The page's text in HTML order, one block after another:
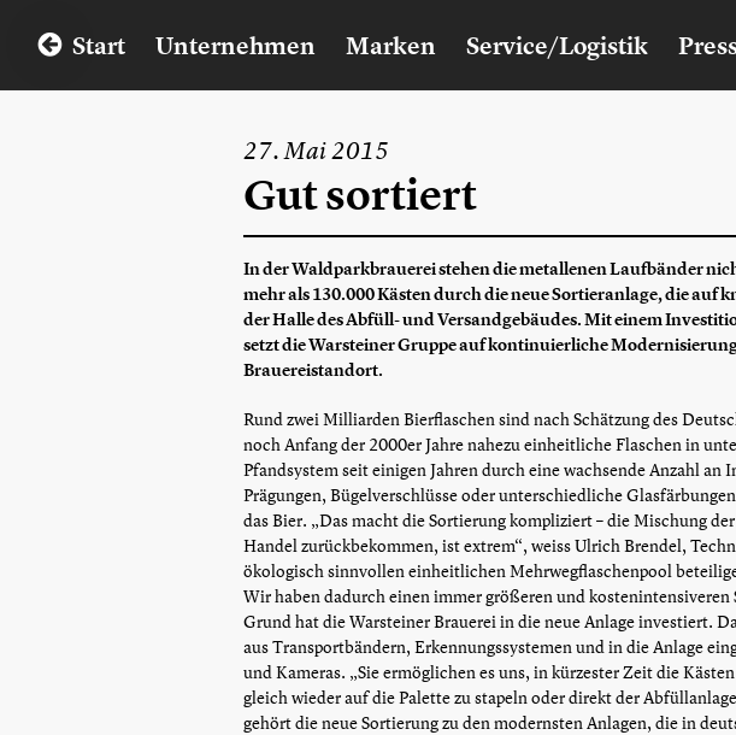
Start Unternehmen Marken Service/Logistik
27. Mai 2015
Gut sortiert
In der Waldparkbrauerei stehen die metallenen Laufbänder
mehr als 130.000 Kästen durch die neue Sortieranlage, die auf
der Halle des Abfüll- und Versandgebäudes. Mit einem
setzt die Warsteiner Gruppe auf kontinuierliche
Brauereistandort.
Rund zwei Milliarden Bierflaschen sind nach Schätzung des
noch Anfang der 2000er Jahre nahezu einheitliche Flaschen in
Pfandsystem seit einigen Jahren durch eine wachsende Anzahl
Prägungen, Bügelverschlüsse oder unterschiedliche
das Bier. „Das macht die Sortierung kompliziert – die Mischung
Handel zurückbekommen, ist extrem“, weiss Ulrich Brendel,
ökologisch sinnvollen einheitlichen Mehrwegflaschenpool
Wir haben dadurch einen immer größeren und
Grund hat die Warsteiner Brauerei in die neue Anlage investiert.
aus Transportbändern, Erkennungssystemen und in die Anlage
und Kameras. „Sie ermöglichen es uns, in kürzester Zeit die
gleich wieder auf die Palette zu stapeln oder direkt der
gehört die neue Sortierung zu den modernsten Anlagen, die in